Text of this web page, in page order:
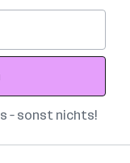
– sonst nichts!